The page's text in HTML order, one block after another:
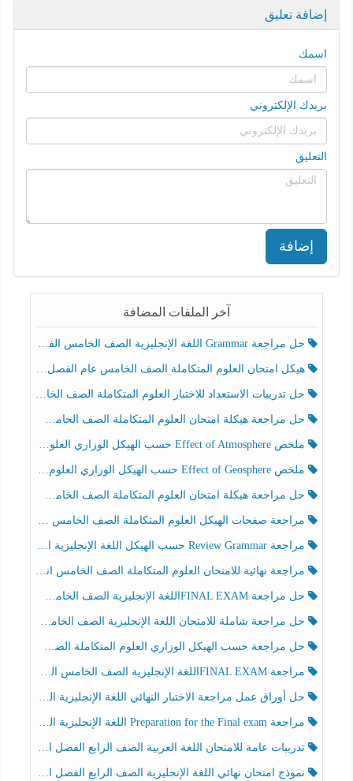
إضافة تعليق
اسمك
بريدك الإلكتروني
التعليق
إضافة
آخر الملفات المضافة
حل مراجعة Grammar اللغة الإنجليزية الصف الخامس الفصل الثالث
هيكل امتحان العلوم المتكاملة الصف الخامس عام الفصل الدراسي الثالث 2025-2026
حل تدريبات الاستعداد للاختبار العلوم المتكاملة الصف الخامس عام الفصل الثالث
حل مراجعة هيكلة امتحان العلوم المتكاملة الصف الخامس انسبير الفصل الثالث
ملخص Effect of Atmosphere حسب الهيكل الوزاري العلوم المتكاملة الصف الخامس انسبير الفصل الثالث
ملخص Effect of Geosphere حسب الهيكل الوزاري العلوم المتكاملة الصف الخامس انسبير الفصل الثالث
حل مراجعة هيكلة امتحان العلوم المتكاملة الصف الخامس عام الفصل الثالث
مراجعة صفحات الهيكل العلوم المتكاملة الصف الخامس انسبير الفصل الثالث
مراجعة Review Grammar حسب الهيكل اللغة الإنجليزية الصف الخامس الفصل الثالث
مراجعة نهائية للامتحان العلوم المتكاملة الصف الخامس انسبير الفصل الثالث
حل مراجعة FINAL EXAMاللغة الإنجليزية الصف الخامس الفصل الثالث
حل مراجعة شاملة للامتحان اللغة الإنجليزية الصف الخامس الفصل الثالث
حل مراجعة حسب الهيكل الوزاري العلوم المتكاملة الصف الخامس عام الفصل الثالث
مراجعة FINAL EXAMاللغة الإنجليزية الصف الخامس الفصل الثالث
حل أوراق عمل مراجعة الاختبار النهائي اللغة الإنجليزية الصف الرابع الفصل الثالث
مراجعة Preparation for the Final exam اللغة الإنجليزية الصف الرابع الفصل الثالث
تدريبات عامة للامتحان اللغة العربية الصف الرابع الفصل الثالث
نموذج امتحان نهائي اللغة الإنجليزية الصف الرابع الفصل الثالث